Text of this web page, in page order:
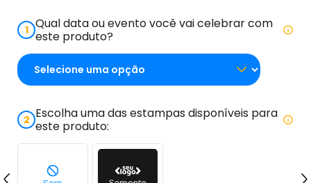
1 Qual data ou evento você vai celebrar com
este produto?
2 Escolha uma das estampas disponíveis para
este produto: